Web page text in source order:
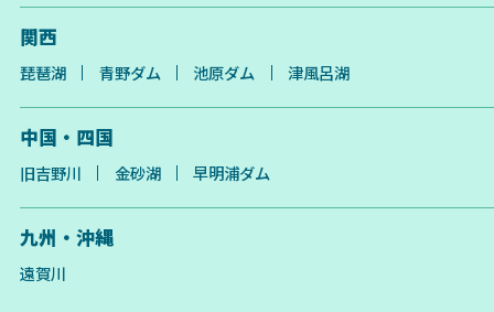
関西
琵琶湖 青野ダム 池原ダム 津風呂湖
中国・四国
旧吉野川 金砂湖 早明浦ダム
九州・沖縄
遠賀川